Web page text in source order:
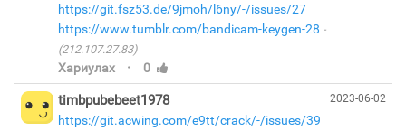
https://git.fsz53.de/9jmoh/l6ny/-/issues/27
https://www.tumblr.com/bandicam-keygen-28
(212.107.27.83)
Хариулах · 0
2023-06-02
timbpubebeet1978
https://git.acwing.com/e9tt/crack/-/issues/39